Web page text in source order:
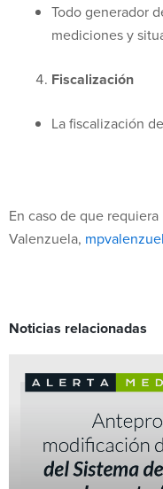
Todo generador
mediciones y
Fiscalización
La fiscalización
En caso de que
Valenzuela,
Noticias relacionadas